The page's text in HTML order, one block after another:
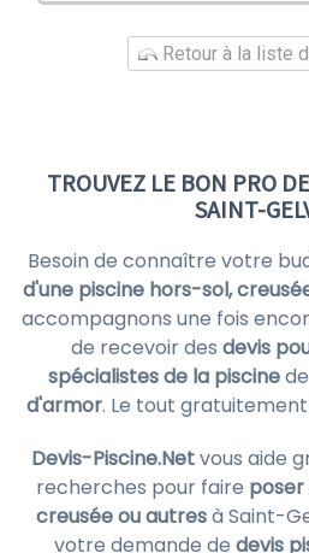
Retour à la liste
TROUVEZ LE BON PRO
SAINT-
Besoin de connaître votre
d'une piscine hors-sol,
accompagnons une fois
de recevoir des devis
spécialistes de la piscine
d'armor. Le tout
Devis-Piscine.Netvous aide
recherches pour faire poser
creusée ou autresà Saint-
votre demande de devis